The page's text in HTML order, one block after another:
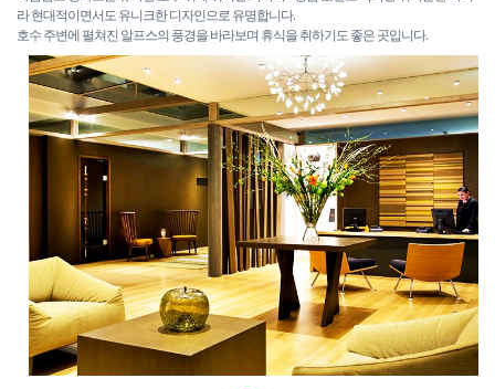
라 현대적이면서도 유니크한 디자인으로 유명합니다.
호수 주변에 펼쳐진 알프스의 풍경을 바라보며 휴식을 취하기도 좋은 곳입니다.